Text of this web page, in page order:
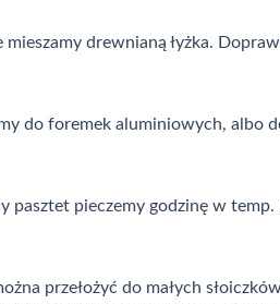
mieszamy drewnianą łyżka.
do foremek aluminiowych, albo
pasztet pieczemy godzinę w
przełożyć do małych